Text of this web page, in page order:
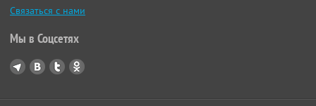
Связаться с нами
Мы в Соцсетях